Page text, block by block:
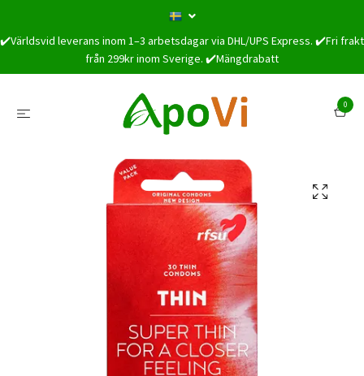
✔️Världsvid leverans inom 1–3 arbetsdagar via DHL/UPS Express. ✔️Fri frakt
från 299kr inom Sverige. ✔️Mängdrabatt
0